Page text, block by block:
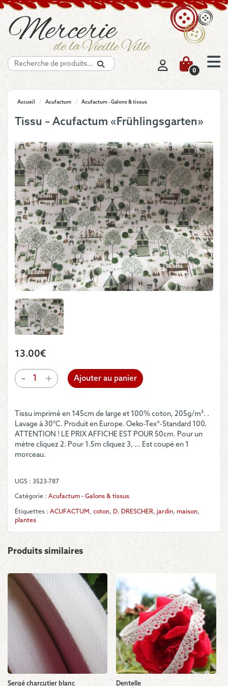
Recherche
0
Accueil / Acufactum / Acufactum - Galons & tissus
Tissu – Acufactum «Frühlingsgarten»
13.00€
-
quantité
de
Acufactum
«Frühlingsgarten»
+ Ajouter au panier
Tissu imprimé en 145cm de large et 100% coton, 205g/m². .
Lavage à 30°C. Produit en Europe. Oeko-Tex®-Standard 100.
ATTENTION ! LE PRIX AFFICHE EST POUR 50cm. Pour un
mètre cliquez 2. Pour 1.5m cliquez 3, ... Est coupé en 1
morceau.
UGS : 3523-787
Catégorie : Acufactum - Galons & tissus
Étiquettes : ACUFACTUM, coton, D. DRESCHER, jardin, maison,
plantes
Produits similaires
Sergé charcutier blanc Dentelle